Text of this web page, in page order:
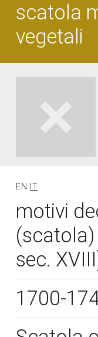
scatola
vegetali
EN IT
motivi
sec.
1700-